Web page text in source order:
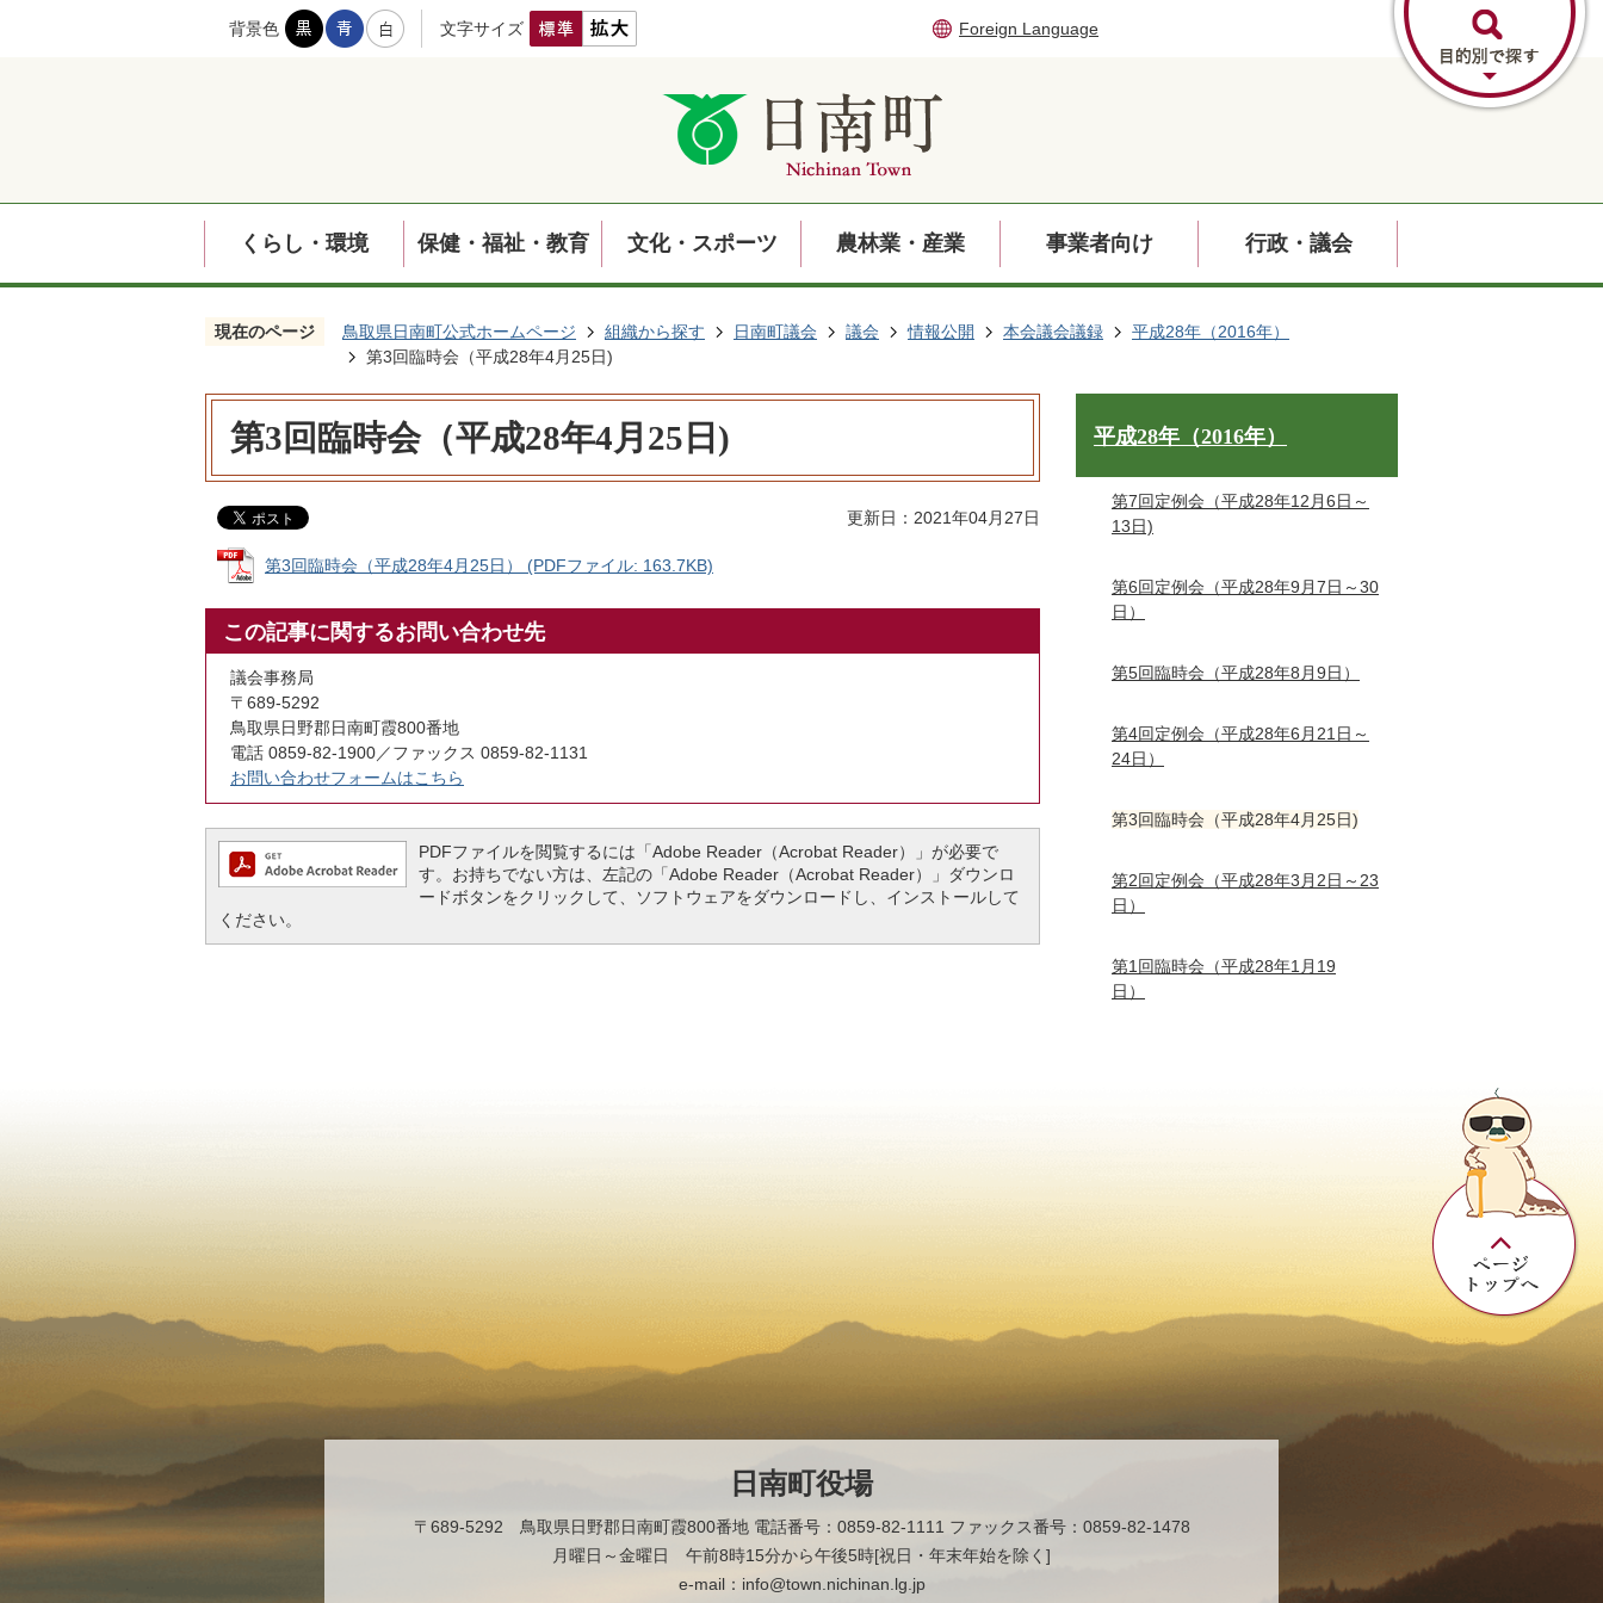
背景色 文字サイズ Foreign Language
くらし・環境 保健・福祉・教育 文化・スポーツ 農林業・産業 事業者向け 行政・議会
現在のページ 鳥取県日南町公式ホームページ 組織から探す 日南町議会 議会 情報公開 本会議会議録
平成28年（2016年）
第3回臨時会（平成28年4月25日)
第3回臨時会（平成28年4月25日)
更新日：2021年04月27日
第3回臨時会（平成28年4月25日） (PDFファイル: 163.7KB)
この記事に関するお問い合わせ先
議会事務局
〒689-5292
鳥取県日野郡日南町霞800番地
電話 0859-82-1900／ファックス 0859-82-1131
お問い合わせフォームはこちら
PDFファイルを閲覧するには「Adobe Reader（Acrobat Reader）」が必要で
す。お持ちでない方は、左記の「Adobe Reader（Acrobat Reader）」ダウンロ
ードボタンをクリックして、ソフトウェアをダウンロードし、インストールして
ください。
平成28年（2016年）
第7回定例会（平成28年12月6日～
13日)
第6回定例会（平成28年9月7日～30
日）
第5回臨時会（平成28年8月9日）
第4回定例会（平成28年6月21日～
24日）
第3回臨時会（平成28年4月25日)
第2回定例会（平成28年3月2日～23
日）
第1回臨時会（平成28年1月19
日）
日南町役場
〒689-5292 鳥取県日野郡日南町霞800番地 電話番号：0859-82-1111 ファックス番号：0859-82-1478
月曜日～金曜日 午前8時15分から午後5時[祝日・年末年始を除く]
e-mail：info@town.nichinan.lg.jp